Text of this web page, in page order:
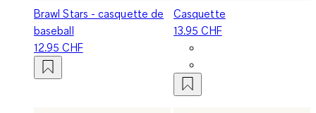
Brawl Stars - casquette de
baseball
12.95 CHF
Casquette
13.95 CHF